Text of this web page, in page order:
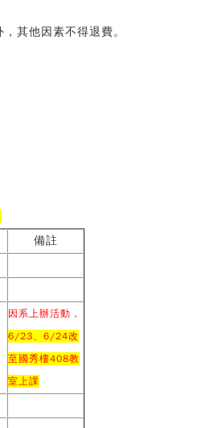
其他因素不得退費。
備註
因系上辦活動，
6/23、6/24改
至國秀樓408教
室上課